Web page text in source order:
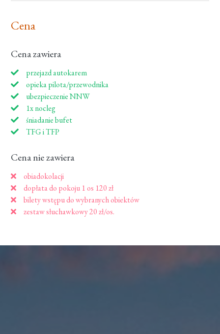
Cena
Cena zawiera
przejazd autokarem
opieka pilota/przewodnika
ubezpieczenie NNW
1x nocleg
śniadanie bufet
TFG i TFP
Cena nie zawiera
obiadokolacji
dopłata do pokoju 1 os 120 zł
bilety wstępu do wybranych obiektów
zestaw słuchawkowy 20 zł/os.